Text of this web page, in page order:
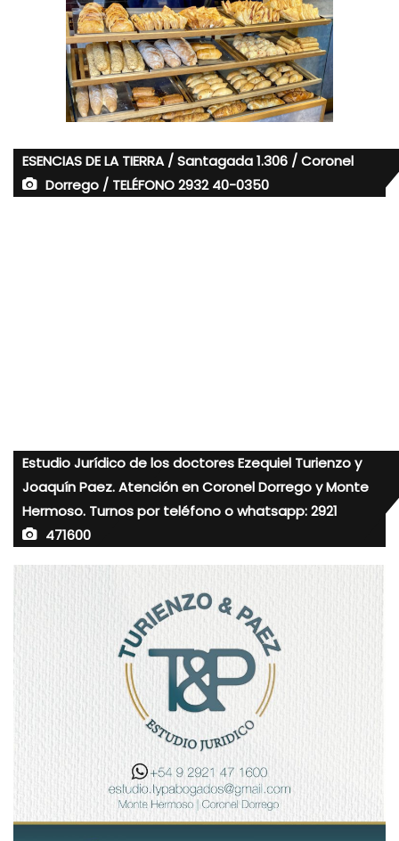
ESENCIAS DE LA TIERRA / Santagada 1.306 / Coronel
Dorrego / TELÉFONO 2932 40-0350
Estudio Jurídico de los doctores Ezequiel Turienzo y
Joaquín Paez. Atención en Coronel Dorrego y Monte
Hermoso. Turnos por teléfono o whatsapp: 2921
471600